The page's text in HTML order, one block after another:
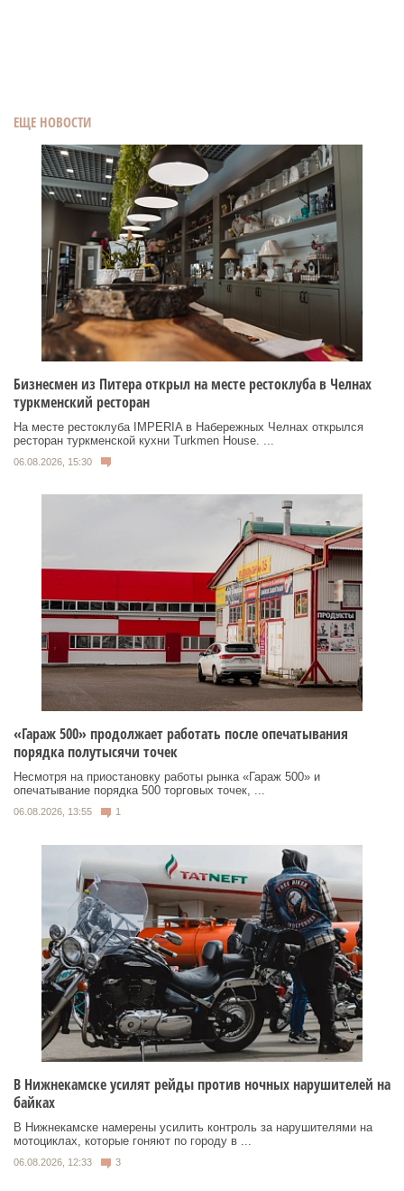
ЕЩЕ НОВОСТИ
Бизнесмен из Питера открыл на месте рестоклуба в Челнах
туркменский ресторан
На месте рестоклуба IMPERIA в Набережных Челнах открылся
ресторан туркменской кухни Turkmen House. ...
06.08.2026, 15:30
«Гараж 500» продолжает работать после опечатывания
порядка полутысячи точек
Несмотря на приостановку работы рынка «Гараж 500» и
опечатывание порядка 500 торговых точек, ...
06.08.2026, 13:55 1
В Нижнекамске усилят рейды против ночных нарушителей на
байках
В Нижнекамске намерены усилить контроль за нарушителями на
мотоциклах, которые гоняют по городу в ...
06.08.2026, 12:33 3